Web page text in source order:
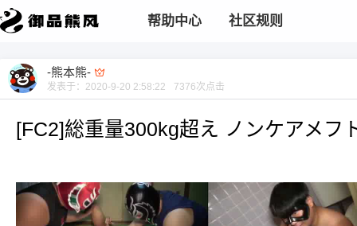
帮助中心 社区规则
-熊本熊-
发表于： 2020-9-20 2:58:22 7376次点击
[FC2]総重量300kg超え ノンケアメフ